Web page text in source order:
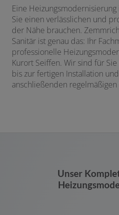
Eine
Sie einen verlässlichen und
der Nähe brauchen.
Sanitär ist genau das: Ihr
professionelle
Kurort Seiffen. Wir sind für
bis zur fertigen Installation
anschließenden regelmäßigen
Unser